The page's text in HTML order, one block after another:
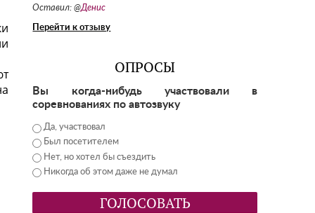
Оставил: @Денис
Перейти к отзыву
ОПРОСЫ
Вы когда-нибудь участвовали в
соревнованиях по автозвуку
Да, участвовал
Был посетителем
Нет, но хотел бы съездить
Никогда об этом даже не думал